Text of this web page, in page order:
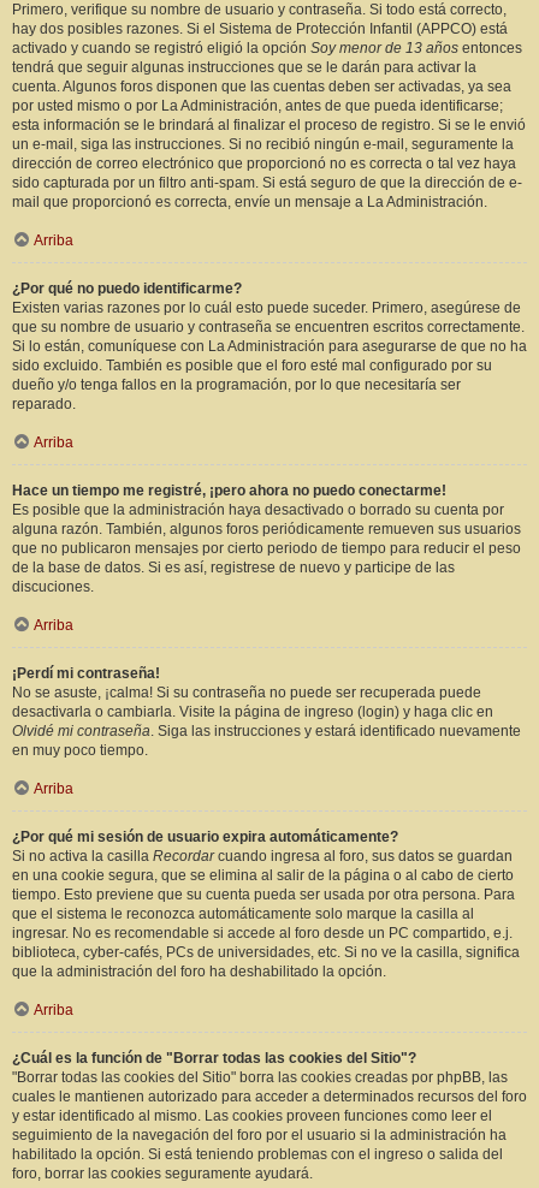
Primero, verifique su nombre de usuario y contraseña. Si todo está correcto,
hay dos posibles razones. Si el Sistema de Protección Infantil (APPCO) está
activado y cuando se registró eligió la opción Soy menor de 13 años entonces
tendrá que seguir algunas instrucciones que se le darán para activar la
cuenta. Algunos foros disponen que las cuentas deben ser activadas, ya sea
por usted mismo o por La Administración, antes de que pueda identificarse;
esta información se le brindará al finalizar el proceso de registro. Si se le envió
un e-mail, siga las instrucciones. Si no recibió ningún e-mail, seguramente la
dirección de correo electrónico que proporcionó no es correcta o tal vez haya
sido capturada por un filtro anti-spam. Si está seguro de que la dirección de e-
mail que proporcionó es correcta, envíe un mensaje a La Administración.
Arriba
¿Por qué no puedo identificarme?
Existen varias razones por lo cuál esto puede suceder. Primero, asegúrese de
que su nombre de usuario y contraseña se encuentren escritos correctamente.
Si lo están, comuníquese con La Administración para asegurarse de que no ha
sido excluido. También es posible que el foro esté mal configurado por su
dueño y/o tenga fallos en la programación, por lo que necesitaría ser
reparado.
Arriba
Hace un tiempo me registré, ¡pero ahora no puedo conectarme!
Es posible que la administración haya desactivado o borrado su cuenta por
alguna razón. También, algunos foros periódicamente remueven sus usuarios
que no publicaron mensajes por cierto periodo de tiempo para reducir el peso
de la base de datos. Si es así, registrese de nuevo y participe de las
discuciones.
Arriba
¡Perdí mi contraseña!
No se asuste, ¡calma! Si su contraseña no puede ser recuperada puede
desactivarla o cambiarla. Visite la página de ingreso (login) y haga clic en
Olvidé mi contraseña. Siga las instrucciones y estará identificado nuevamente
en muy poco tiempo.
Arriba
¿Por qué mi sesión de usuario expira automáticamente?
Si no activa la casilla Recordarcuando ingresa al foro, sus datos se guardan
en una cookie segura, que se elimina al salir de la página o al cabo de cierto
tiempo. Esto previene que su cuenta pueda ser usada por otra persona. Para
que el sistema le reconozca automáticamente solo marque la casilla al
ingresar. No es recomendable si accede al foro desde un PC compartido, e.j.
biblioteca, cyber-cafés, PCs de universidades, etc. Si no ve la casilla, significa
que la administración del foro ha deshabilitado la opción.
Arriba
¿Cuál es la función de "Borrar todas las cookies del Sitio"?
"Borrar todas las cookies del Sitio" borra las cookies creadas por phpBB, las
cuales le mantienen autorizado para acceder a determinados recursos del foro
y estar identificado al mismo. Las cookies proveen funciones como leer el
seguimiento de la navegación del foro por el usuario si la administración ha
habilitado la opción. Si está teniendo problemas con el ingreso o salida del
foro, borrar las cookies seguramente ayudará.